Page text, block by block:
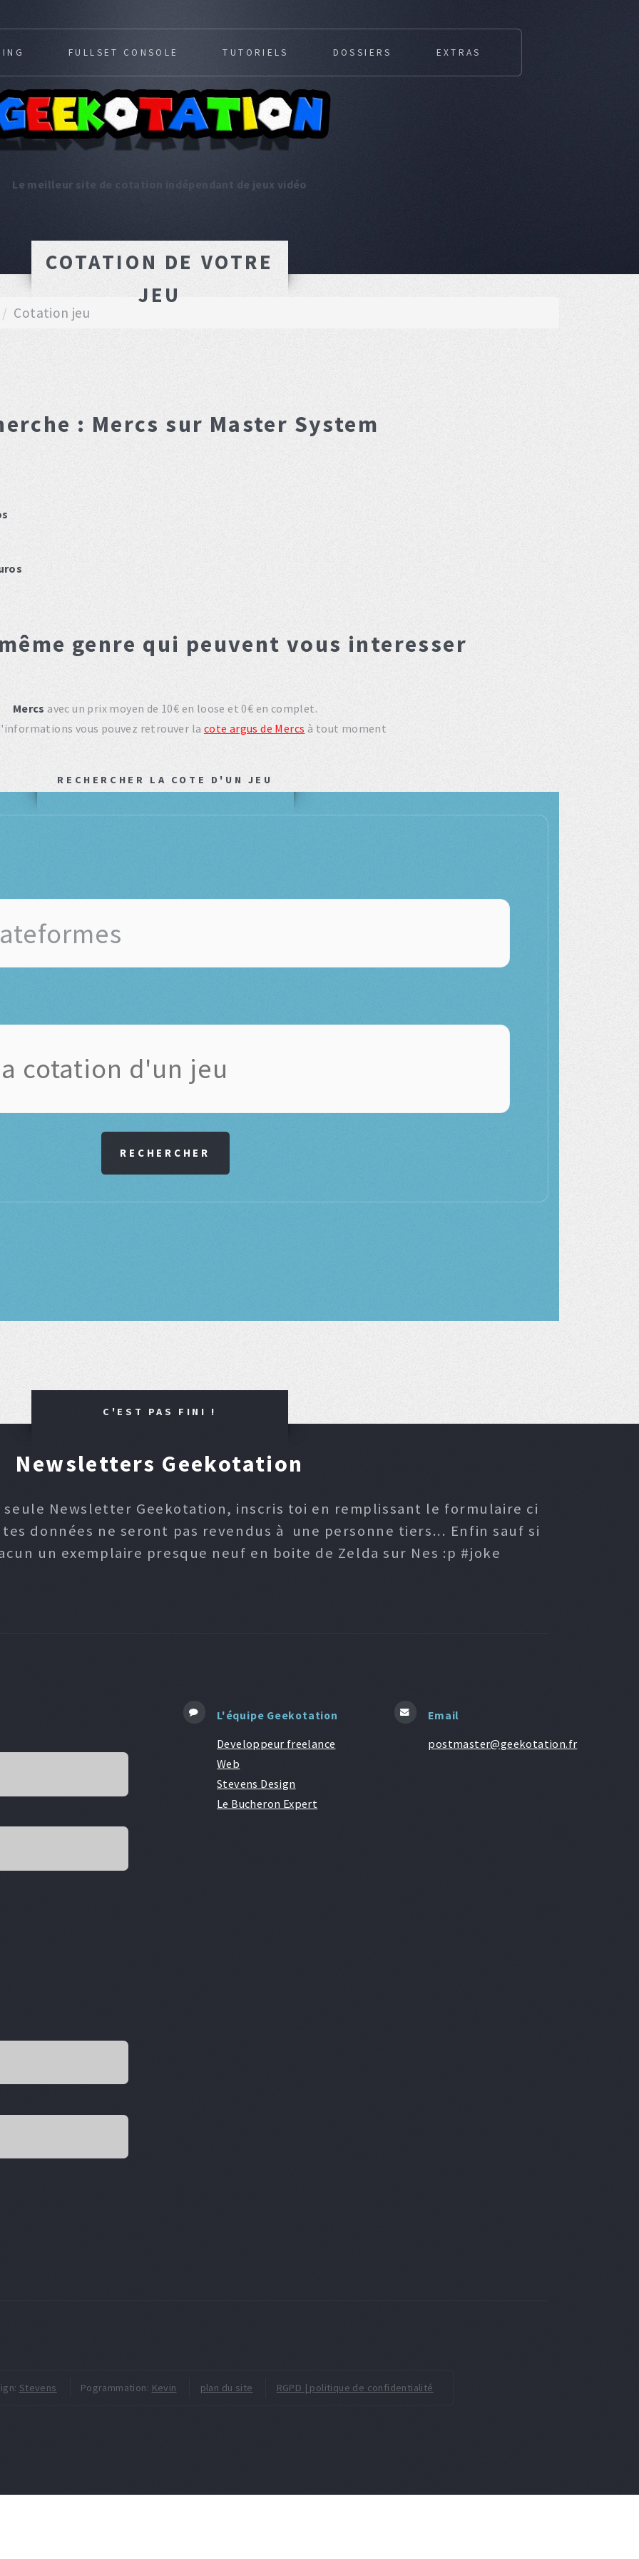
Le meilleur site de cotation indépendant de jeux vidéo
FULLSET CONSOLE TUTORIELS DOSSIERS EXTRAS
COTATION DE VOTRE
JEU
Cotation jeu
: Mercs sur Master System
genre qui peuvent vous interesser
Mercs avec un prix moyen de 10€ en loose et 0€ en complet.
vous pouvez retrouver la cote argus de Mercs à tout moment
RECHERCHER LA COTE D'UN JEU
RECHERCHER
C'EST PAS FINI !
Newsletters Geekotation
seule Newsletter Geekotation, inscris toi en remplissant le formulaire ci
données ne seront pas revendus à une personne tiers... Enfin sauf si
un exemplaire presque neuf en boite de Zelda sur Nes :p #joke
L'équipe Geekotation
Developpeur freelance
Web
Stevens Design
Le Bucheron Expert
Email
postmaster@geekotation.fr
Stevens Pogrammation: Kevin plan du site RGPD | politique de confidentialité